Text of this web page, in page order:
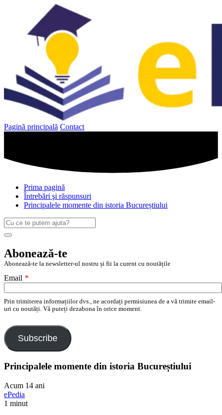
Pagină principală Contact
Prima pagină
Întrebări şi răspunsuri
Principalele momente din istoria Bucureștiului
Caută
după:
Search
Abonează-te
Abonează-te la newsletter-ul nostru și fii la curent cu noutățile
Email *
Prin trimiterea informațiilor dvs., ne acordați permisiunea de a vă trimite email-
uri cu noutăți. Vă puteți dezabona în orice moment.
Subscribe
Principalele momente din istoria Bucureștiului
Acum 14 ani
ePedia
1 minut